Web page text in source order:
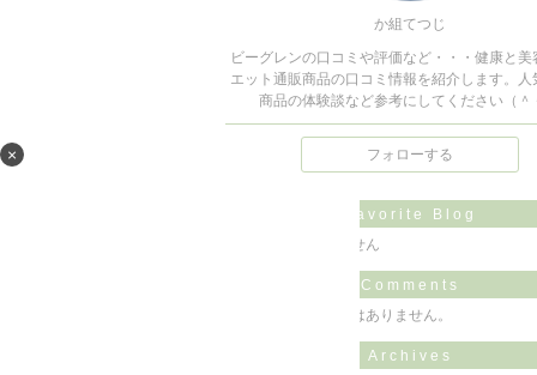
×
か組てつじ
ビーグレンの口コミや評価など・・・健康と美
エット通販商品の口コミ情報を紹介します。人
商品の体験談など参考にしてください（＾
フォローする
Favorite Blog
まだ登録されていません
Comments
コメントに書き込みはありません。
Archives